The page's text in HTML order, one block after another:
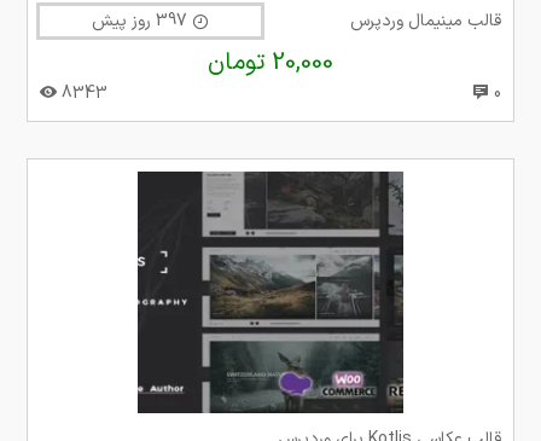
قالب مینیمال وردپرس
20,000 تومان
0
8343